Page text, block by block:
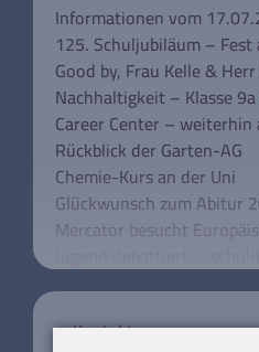
Informationen vom
125. Schuljubiläum –
Good by, Frau Kelle &
Nachhaltigkeit – Klasse
Career Center –
Rückblick der Garten-AG
Chemie-Kurs an der Uni
Glückwunsch zum Abitur
Mercator besucht
Unsere Klassen 5
Mercator trauert um
Kontakt